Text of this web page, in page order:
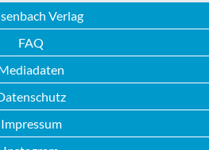
Verlag
FAQ
Impressum